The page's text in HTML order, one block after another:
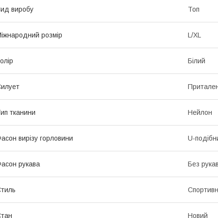
виробу Топ
розмір L/XL
Білий
тканини Нейлон
вирізу горловини U-
рукава Без
Новий